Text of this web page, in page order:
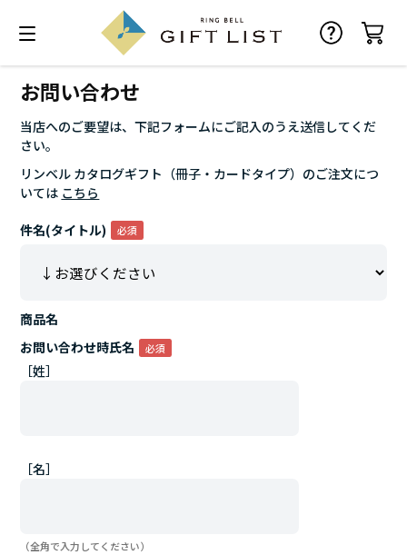
お問い合わせ
当店へのご要望は、下記フォームにご記入のうえ送信してくだ
さい。
リンベル カタログギフト（冊子・カードタイプ）のご注文につ
いては こちら
件名(タイトル)
商品名
お問い合わせ時氏名
［姓］
［名］
（全角で入力してください）